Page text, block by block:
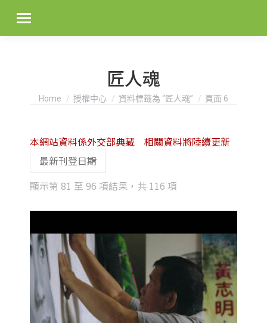
匠人魂
You are here:
Home 授權中心 資料標籤為 “匠人魂” 頁面 6
顯示第 81 至 96 項結果，共 116 項
latest
本網站資料係外交部典藏 相關資料將陸續更新